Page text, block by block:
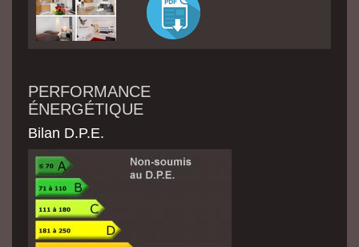
PERFORMANCE
ÉNERGÉTIQUE
Bilan D.P.E.